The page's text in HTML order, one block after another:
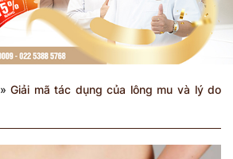
»Giải mã tác dụng của lông mu và lý do